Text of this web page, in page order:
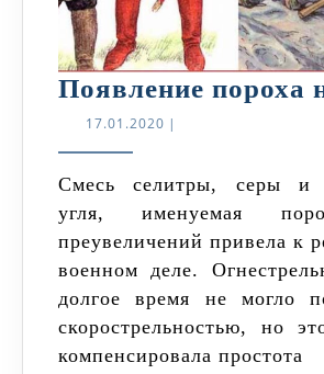
Появление пороха
17.01.2020 17.01.2020
|
Смесь селитры, серы и древесного
угля, именуемая
преувеличений привела к
военном деле.
долгое время не могло
скорострельностью, но
компенсировала простота